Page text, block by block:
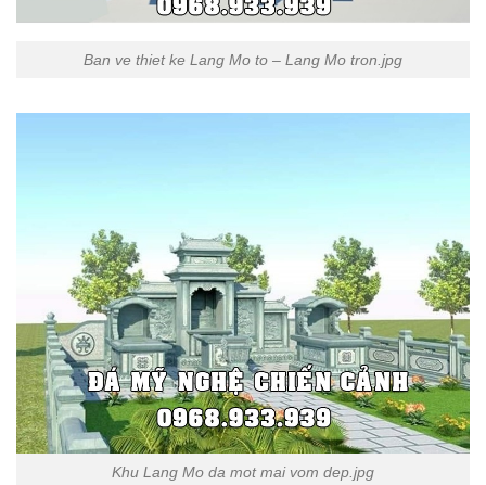
Ban ve thiet ke Lang Mo to – Lang Mo tron.jpg
Khu Lang Mo da mot mai vom dep.jpg